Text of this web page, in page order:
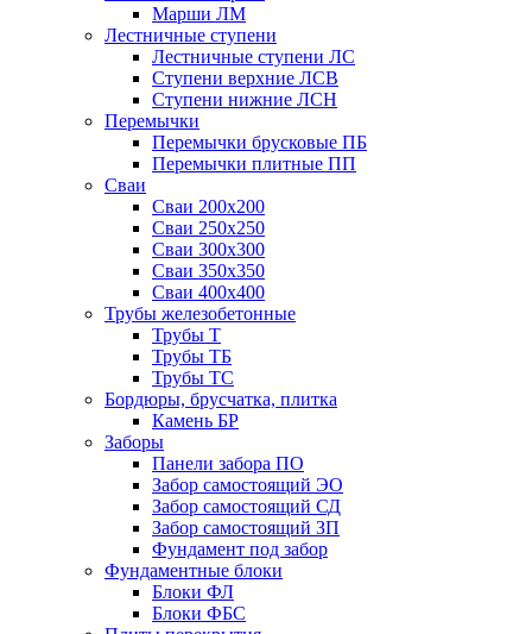
Марши ЛМ
Лестничные ступени
Лестничные ступени ЛС
Ступени верхние ЛСВ
Ступени нижние ЛСН
Перемычки
Перемычки брусковые ПБ
Перемычки плитные ПП
Сваи
Сваи 200х200
Сваи 250х250
Сваи 300х300
Сваи 350х350
Сваи 400х400
Трубы железобетонные
Трубы Т
Трубы ТБ
Трубы ТС
Бордюры, брусчатка, плитка
Камень БР
Заборы
Панели забора ПО
Забор самостоящий ЭО
Забор самостоящий СД
Забор самостоящий ЗП
Фyндамент под забор
Фундаментные блоки
Блоки ФЛ
Блоки ФБС